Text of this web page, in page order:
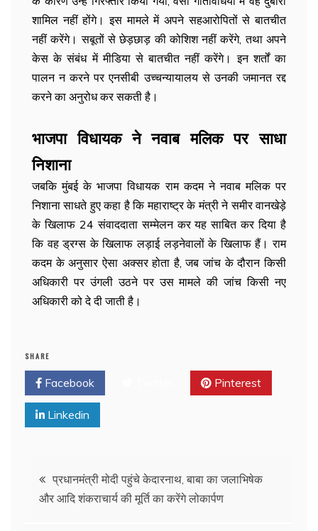
शामिल नहीं होंगे। इस मामले में अपने सहआरोपितों से बातचीत
नहीं करेंगे। सबूतों से छेड़छाड़ की कोशिश नहीं करेंगे, तथा अपने
केस के संबंध में मीडिया से बातचीत नहीं करेंगे। इन शर्तों का
पालन न करने पर एनसीबी उच्चन्यायालय से उनकी जमानत रद्द
करने का अनुरोध कर सकती है।
भाजपा विधायक ने नवाब मलिक पर साधा
निशाना
जबकि मुंबई के भाजपा विधायक राम कदम ने नवाब मलिक पर
निशाना साधते हुए कहा है कि महाराष्ट्र के मंत्री ने समीर वानखेड़े
के खिलाफ 24 संवाददाता सम्मेलन कर यह साबित कर दिया है
कि वह ड्रग्स के खिलाफ लड़ाई लड़नेवालों के खिलाफ हैं। राम
कदम के अनुसार ऐसा अक्सर होता है, जब जांच के दौरान किसी
अधिकारी पर उंगली उठने पर उस मामले की जांच किसी नए
अधिकारी को दे दी जाती है।
SHARE
Facebook Pinterest
Linkedin
प्रधानमंत्री मोदी पहुंचे केदारनाथ, बाबा का जलाभिषेक
और आदि शंकराचार्य की मूर्ति का करेंगे लोकार्पण